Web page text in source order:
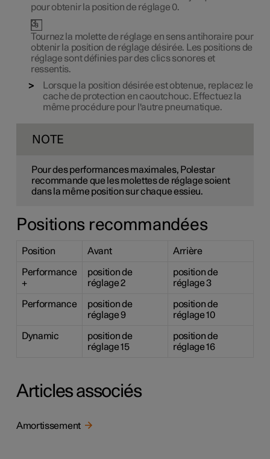
pour obtenir la position de réglage 0.
Tournez la molette de réglage en sens antihoraire pour
obtenir la position de réglage désirée. Les positions de
réglage sont définies par des clics sonores et
ressentis.
Lorsque la position désirée est obtenue, replacez le
cache de protection en caoutchouc. Effectuez la
même procédure pour l'autre pneumatique.
NOTE
Pour des performances maximales, Polestar
recommande que les molettes de réglage soient
dans la même position sur chaque essieu.
Positions recommandées
Position Avant Arrière
Performance
+
position de
réglage 2
position de
réglage 3
Performance
position de
réglage 9
position de
réglage 10
Dynamic
position de
réglage 15
position de
réglage 16
Articles associés
Amortissement